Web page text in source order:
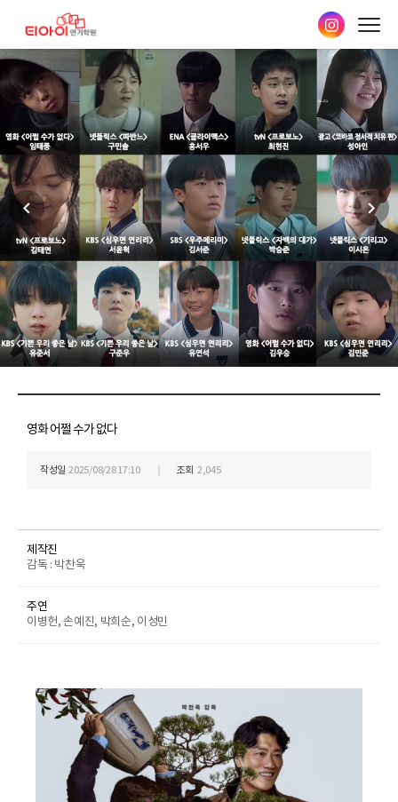
본문
바로가기
영화 어쩔 수가 없다
작성일 2025/08/28 17:10 조회 2,045
제작진
감독 : 박찬욱
주연
이병헌, 손예진, 박희순, 이성민